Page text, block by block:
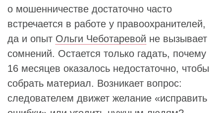
о мошенничестве достаточно часто
встречается в работе у правоохранителей,
да и опыт Ольги Чеботаревой не вызывает
сомнений. Остается только гадать, почему
16 месяцев оказалось недостаточно, чтобы
собрать материал. Возникает вопрос:
следователем движет желание «исправить